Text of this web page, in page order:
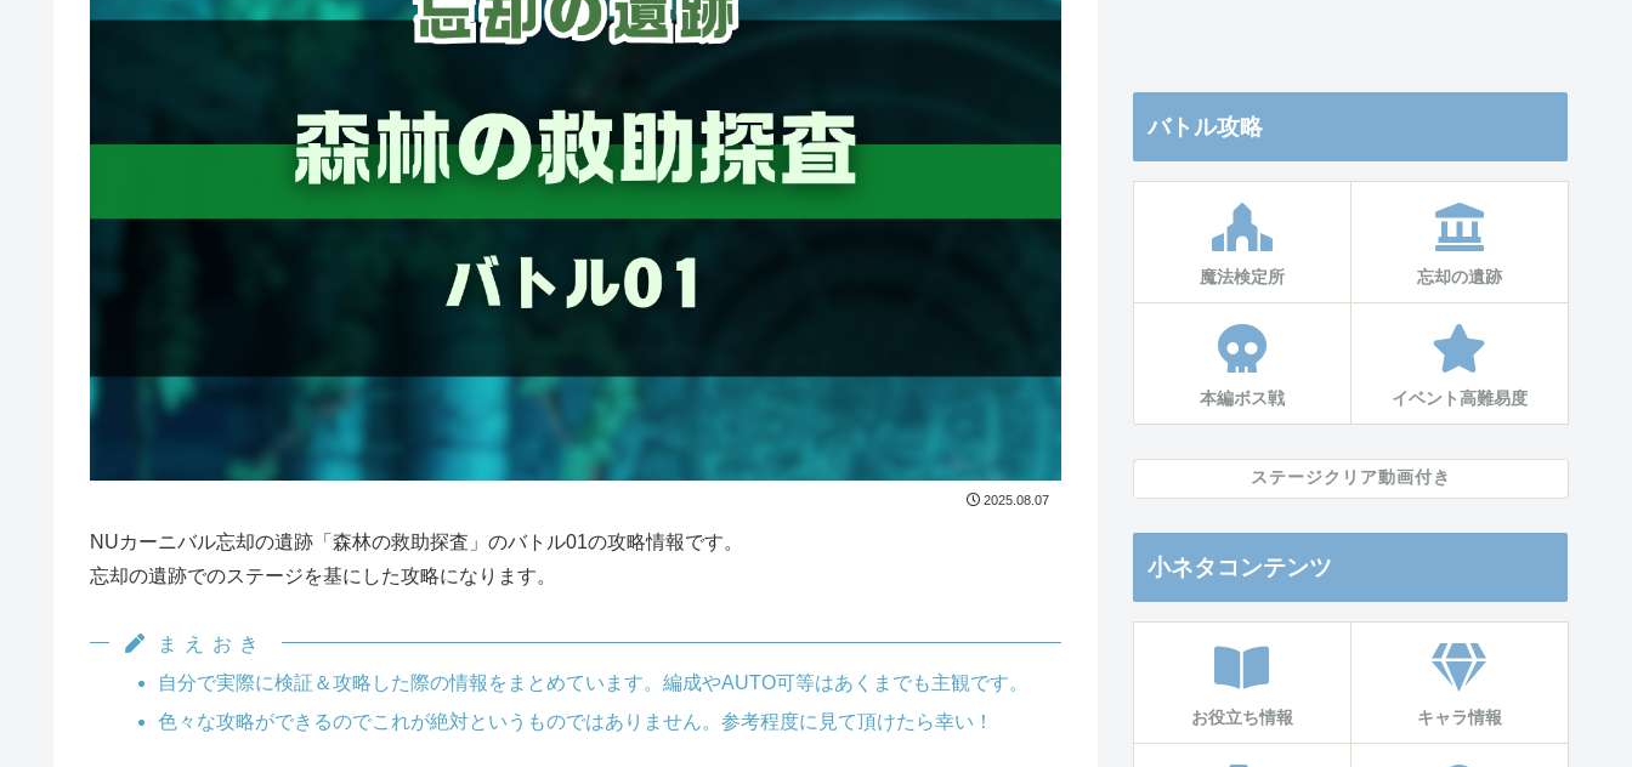
2025.08.07
NUカーニバル忘却の遺跡「森林の救助探査」のバトル01の攻略情報です。
忘却の遺跡でのステージを基にした攻略になります。
まえおき
自分で実際に検証＆攻略した際の情報をまとめています。編成やAUTO可等はあくまでも主観です。
色々な攻略ができるのでこれが絶対というものではありません。参考程度に見て頂けたら幸い！
バトル攻略
魔法検定所 忘却の遺跡
本編ボス戦 イベント高難易度
ステージクリア動画付き
小ネタコンテンツ
お役立ち情報 キャラ情報